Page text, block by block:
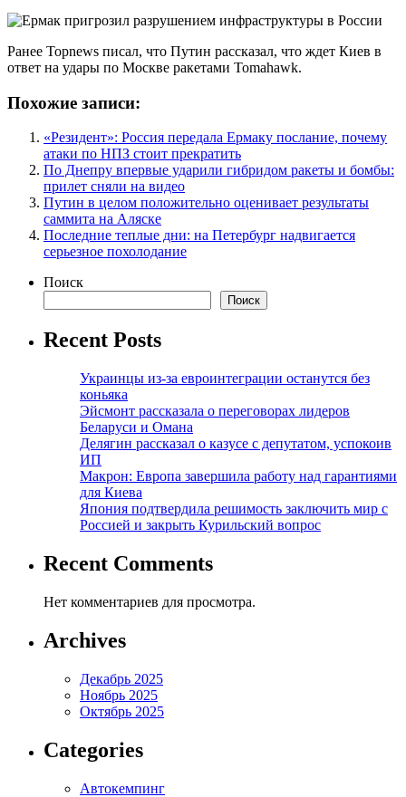
Ранее Topnews писал, что Путин рассказал, что ждет Киев в
ответ на удары по Москве ракетами Tomahawk.
Похожие записи:
«Резидент»: Россия передала Ермаку послание, почему
атаки по НПЗ стоит прекратить
По Днепру впервые ударили гибридом ракеты и бомбы:
прилет сняли на видео
Путин в целом положительно оценивает результаты
саммита на Аляске
Последние теплые дни: на Петербург надвигается
серьезное похолодание
Поиск
Поиск
Recent Posts
Украинцы из-за евроинтеграции останутся без
коньяка
Эйсмонт рассказала о переговорах лидеров
Беларуси и Омана
Делягин рассказал о казусе с депутатом, успокоив
ИП
Макрон: Европа завершила работу над гарантиями
для Киева
Япония подтвердила решимость заключить мир с
Россией и закрыть Курильский вопрос
Recent Comments
Нет комментариев для просмотра.
Archives
Декабрь 2025
Ноябрь 2025
Октябрь 2025
Categories
Автокемпинг